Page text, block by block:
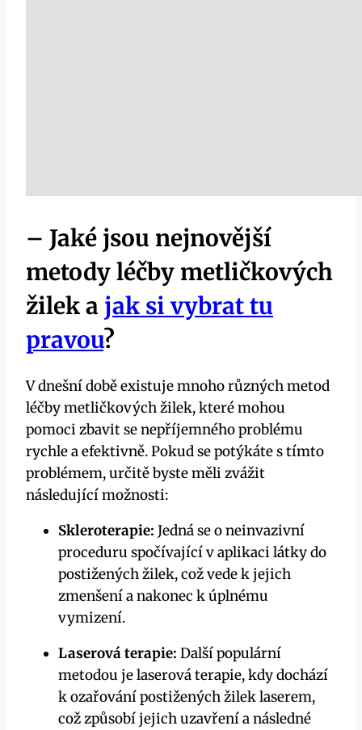
– Jaké jsou nejnovější⁤
metody léčby metličkových
žilek a jak si vybrat tu
pravou?
V dnešní době existuje mnoho různých ⁢metod
léčby metličkových žilek, které mohou​
pomoci zbavit se nepříjemného problému
rychle a‌ efektivně. Pokud se‌ potýkáte s tímto
‌problémem, ⁤určitě byste ​měli⁣ zvážit
následující možnosti:
Skleroterapie: Jedná se o neinvazivní
proceduru spočívající v aplikaci látky do
postižených žilek, ​což vede k‍ jejich
zmenšení a nakonec k úplnému
vymizení.
Laserová terapie: Další populární
metodou je laserová terapie, kdy dochází
k ozařování postižených žilek laserem,
což způsobí jejich uzavření a následné